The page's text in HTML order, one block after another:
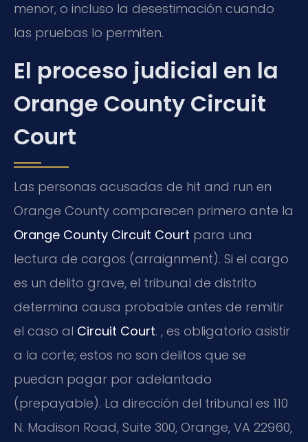
menor, o incluso la desestimación cuando
las pruebas lo permiten.
El proceso judicial en la
Orange County Circuit
Court
Las personas acusadas de hit and run en
Orange County comparecen primero ante la
Orange County Circuit Court para una
lectura de cargos (arraignment). Si el cargo
es un delito grave, el tribunal de distrito
determina causa probable antes de remitir
el caso al Circuit Court. , es obligatorio asistir
a la corte; estos no son delitos que se
puedan pagar por adelantado
(prepayable). La dirección del tribunal es 110
N. Madison Road, Suite 300, Orange, VA 22960,